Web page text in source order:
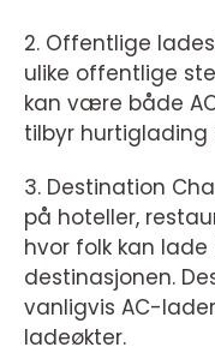
2. Offentlige
ulike offentlige
kan være både
tilbyr hurtiglading
3. Destination
på hoteller,
hvor folk kan
destinasjonen.
vanligvis AC-
ladeøkter.